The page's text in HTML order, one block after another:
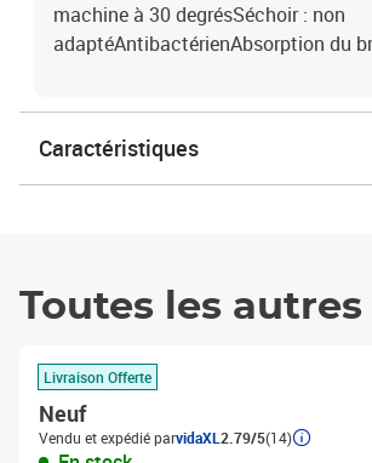
machine à 30 degrésSéchoir : non
adaptéAntibactérienAbsorption du
Caractéristiques
Toutes les
Livraison Offerte
Neuf
Vendu et expédié parvidaXL 2.79/5(14)